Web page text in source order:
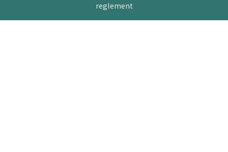
reglement